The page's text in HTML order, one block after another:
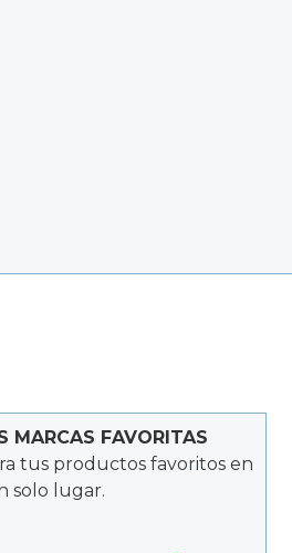
MARCAS FAVORITAS
tus productos favoritos en
solo lugar.